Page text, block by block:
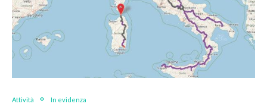
Attività In evidenza